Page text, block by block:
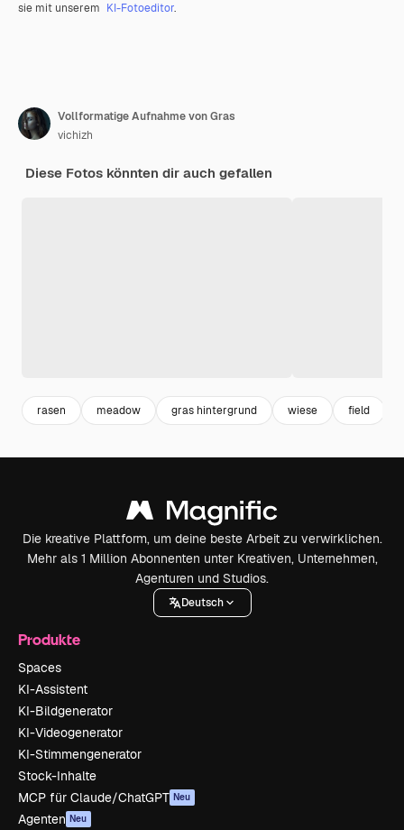
sie mit unserem KI-Fotoeditor.
Vollformatige Aufnahme von Gras
vichizh
Diese Fotos könnten dir auch gefallen
rasen meadow gras hintergrund wiese field
Die kreative Plattform, um deine beste Arbeit zu verwirklichen.
Mehr als 1 Million Abonnenten unter Kreativen, Unternehmen,
Agenturen und Studios.
Deutsch
Produkte
Spaces
KI-Assistent
KI-Bildgenerator
KI-Videogenerator
KI-Stimmengenerator
Stock-Inhalte
MCP für Claude/ChatGPT Neu
Agenten Neu